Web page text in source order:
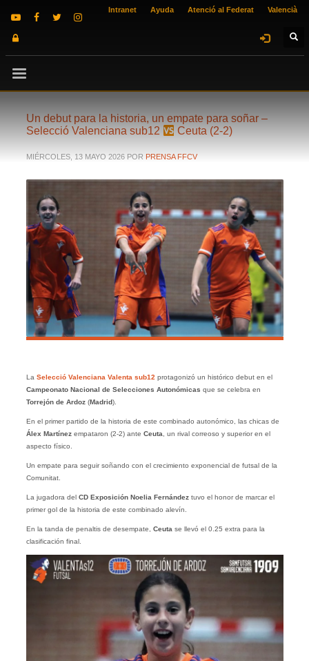
Intranet Ayuda Atenció al Federat Valencià
Un debut para la historia, un empate para soñar –
Selecció Valenciana sub12
Ceuta (2-2)
MIÉRCOLES, 13 MAYO 2026 POR PRENSA FFCV
La Selecció Valenciana Valenta sub12 protagonizó un histórico debut en el
Campeonato Nacional de Selecciones Autonómicas que se celebra en
Torrejón de Ardoz(Madrid).
En el primer partido de la historia de este combinado autonómico, las chicas de
Álex Martínezempataron (2-2) ante Ceuta, un rival correoso y superior en el
aspecto físico.
Un empate para seguir soñando con el crecimiento exponencial de futsal de la
Comunitat.
La jugadora del CD Exposición Noelia Fernández tuvo el honor de marcar el
primer gol de la historia de este combinado alevín.
En la tanda de penaltis de desempate, Ceutase llevó el 0.25 extra para la
clasificación final.